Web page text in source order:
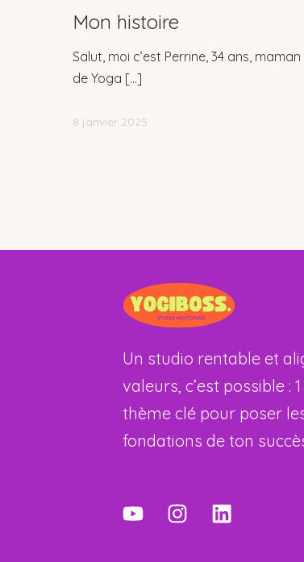
Mon histoire
Salut, moi c’est Perrine, 34 ans,
de Yoga […]
8 janvier 2025
Un studio rentable et
valeurs, c’est possible : 1
thème clé pour poser
fondations de ton